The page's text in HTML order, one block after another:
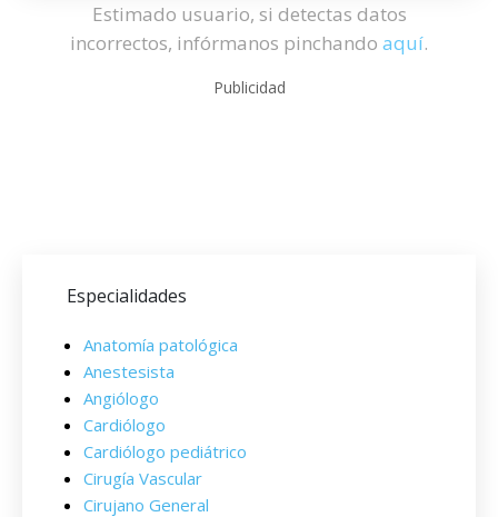
Estimado usuario, si detectas datos
incorrectos, infórmanos pinchando aquí.
Publicidad
Especialidades
Anatomía patológica
Anestesista
Angiólogo
Cardiólogo
Cardiólogo pediátrico
Cirugía Vascular
Cirujano General